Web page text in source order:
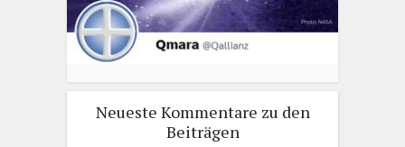
Neueste Kommentare zu den
Beiträgen